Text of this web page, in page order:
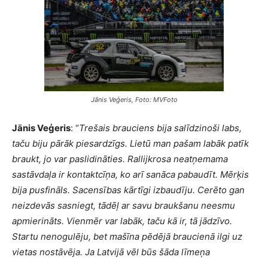
Jānis Veģeris, Foto: MVFoto
Jānis Veģeris: “Trešais brauciens bija salīdzinoši labs,
taču biju pārāk piesardzīgs. Lietū man pašam labāk patīk
braukt, jo var paslidināties. Rallijkrosa neatņemama
sastāvdaļa ir kontaktcīņa, ko arī sanāca pabaudīt. Mērķis
bija pusfināls. Sacensības kārtīgi izbaudīju. Cerēto gan
neizdevās sasniegt, tādēļ ar savu braukšanu neesmu
apmierināts. Vienmēr var labāk, taču kā ir, tā jādzīvo.
Startu nenogulēju, bet mašīna pēdējā braucienā ilgi uz
vietas nostāvēja. Ja Latvijā vēl būs šāda līmeņa